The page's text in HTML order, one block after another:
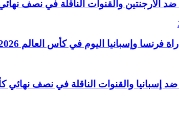
الأرجنتين والقنوات الناقلة في نصف نهائي
فرنسا وإسبانيا اليوم في كأس العالم 2026
إسبانيا والقنوات الناقلة في نصف نهائي كأس